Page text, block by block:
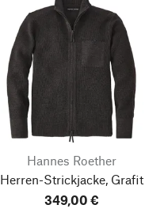
Hannes Roether
Herren-Strickjacke, Grafit
349,00 €